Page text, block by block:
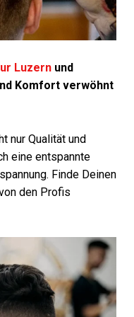
Luzern und
Komfort verwöhnt
nur Qualität und
eine entspannte
Finde Deinen
den Profis